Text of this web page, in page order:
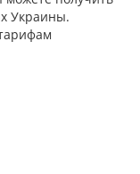
Украины.